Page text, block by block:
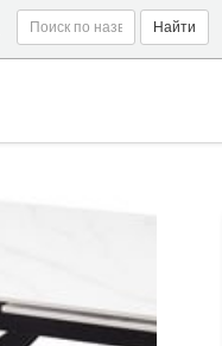
Найти